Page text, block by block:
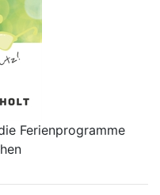
Ferienprogramme